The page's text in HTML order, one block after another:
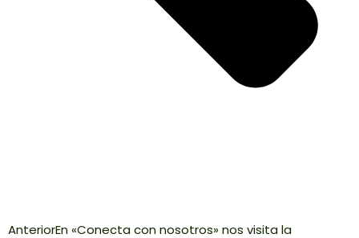
AnteriorEn «Conecta con nosotros» nos visita la